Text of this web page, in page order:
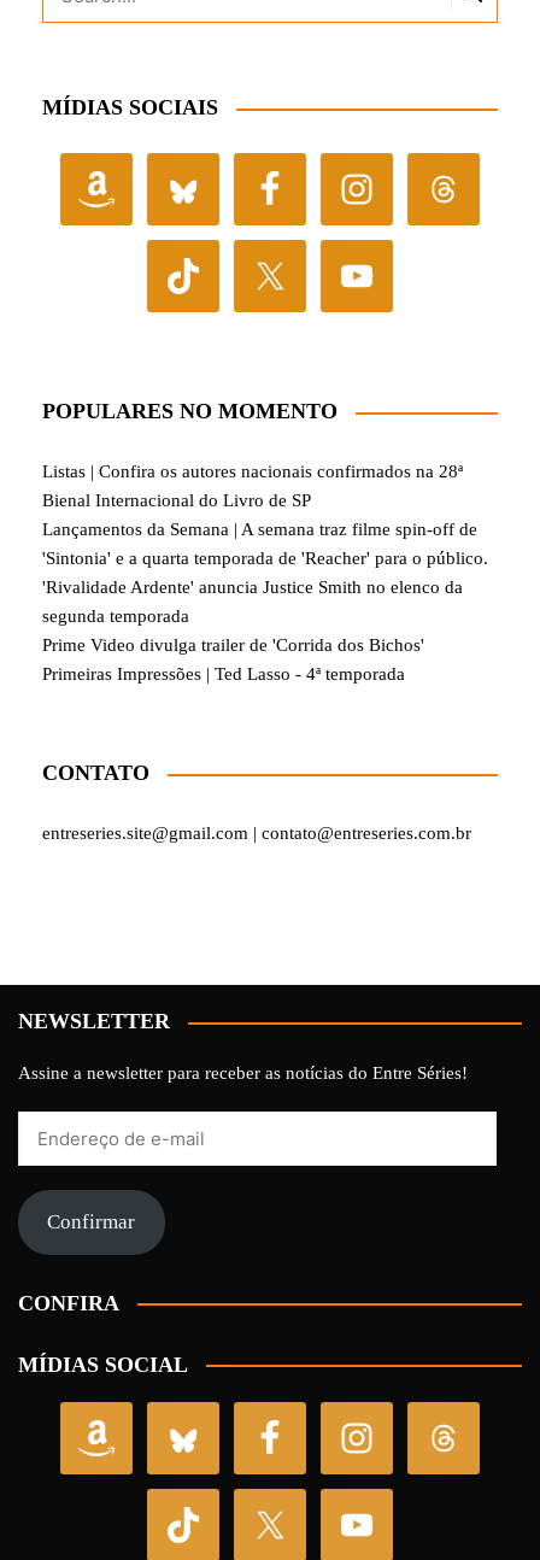
MÍDIAS SOCIAIS
POPULARES NO MOMENTO
Listas | Confira os autores nacionais confirmados na 28ª
Bienal Internacional do Livro de SP
Lançamentos da Semana | A semana traz filme spin-off de
'Sintonia' e a quarta temporada de 'Reacher' para o público.
'Rivalidade Ardente' anuncia Justice Smith no elenco da
segunda temporada
Prime Video divulga trailer de 'Corrida dos Bichos'
Primeiras Impressões | Ted Lasso - 4ª temporada
CONTATO
entreseries.site@gmail.com | contato@entreseries.com.br
NEWSLETTER
Assine a newsletter para receber as notícias do Entre Séries!
mail Confirmar
CONFIRA
MÍDIAS SOCIAL